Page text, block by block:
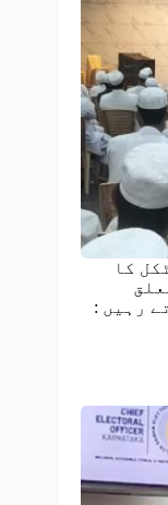
کا
رہیں :